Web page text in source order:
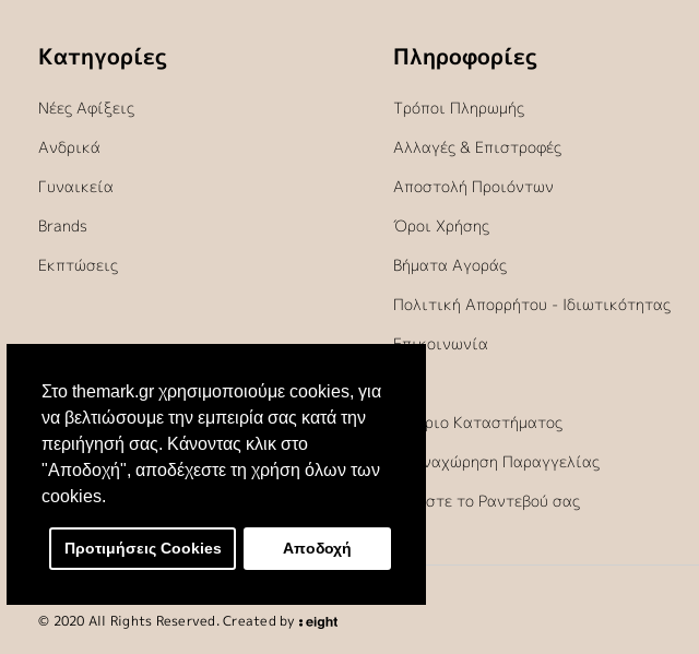
Στο themark.gr χρησιμοποιούμε cookies, για
να βελτιώσουμε την εμπειρία σας κατά την
περιήγησή σας. Κάνοντας κλικ στο
"Αποδοχή", αποδέχεστε τη χρήση όλων των
cookies.
Προτιμήσεις Cookies Αποδοχή
Κατηγορίες
Νέες Αφίξεις
Ανδρικά
Γυναικεία
Brands
Εκπτώσεις
Πληροφορίες
Τρόποι Πληρωμής
Αλλαγές & Επιστροφές
Αποστολή Προιόντων
Όροι Χρήσης
Βήματα Αγοράς
Πολιτική Απορρήτου - Ιδιωτικότητας
Επικοινωνία
Ωράριο Καταστήματος
Υπαναχώρηση Παραγγελίας
Κλείστε το Ραντεβού σας
© 2020 All Rights Reserved. Created by